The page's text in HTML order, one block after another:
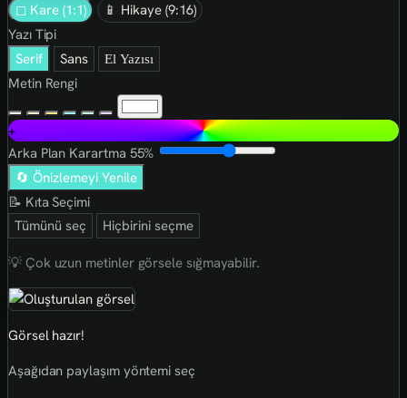
◻ Kare (1:1)
📱 Hikaye (9:16)
Yazı Tipi
Serif
Sans El Yazısı
Metin Rengi
+
Arka Plan Karartma 55%
🔄 Önizlemeyi Yenile
📝 Kıta Seçimi
Tümünü seç
Hiçbirini seçme
💡 Çok uzun metinler görsele sığmayabilir.
Görsel hazır!
Aşağıdan paylaşım yöntemi seç